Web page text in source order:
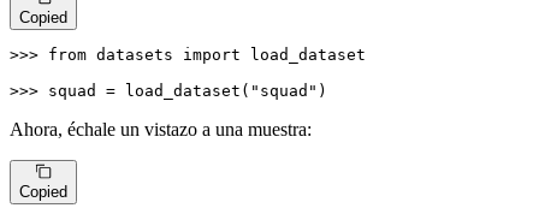
Copied
>>> from datasets import load_dataset
>>> squad = load_dataset( "squad" )
Ahora, échale un vistazo a una muestra:
Copied